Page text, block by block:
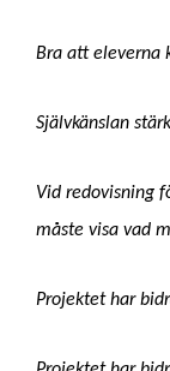
Bra att eleverna
Självkänslan
Vid redovisning
måste visa vad
Projektet har